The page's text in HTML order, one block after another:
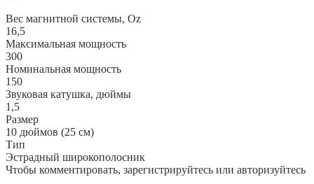
Вес магнитной системы, Oz
16,5
Максимальная мощность
300
Номинальная мощность
150
Звуковая катушка, дюймы
1,5
Размер
10 дюймов (25 см)
Тип
Эстрадный широкополосник
Чтобы комментировать, зарегистрируйтесь или авторизуйтесь